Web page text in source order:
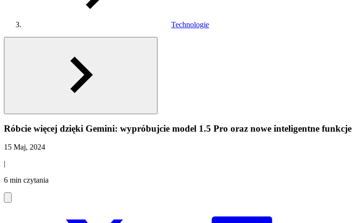
Technologie
Róbcie więcej dzięki Gemini: wypróbujcie model 1.5 Pro oraz nowe inteligentne funkcje
15 Maj, 2024
|
6 min czytania